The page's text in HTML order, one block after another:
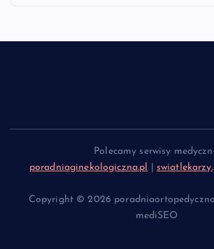
Polecamy serwisy
poradniaginekologiczna.pl
Copyright © 2026
mediSEO